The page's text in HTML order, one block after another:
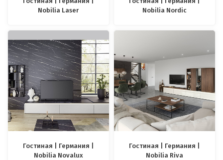
Nobilia Laser
Nobilia Nordic
Гостиная | Германия |
Nobilia Novalux
Гостиная | Германия |
Nobilia Riva